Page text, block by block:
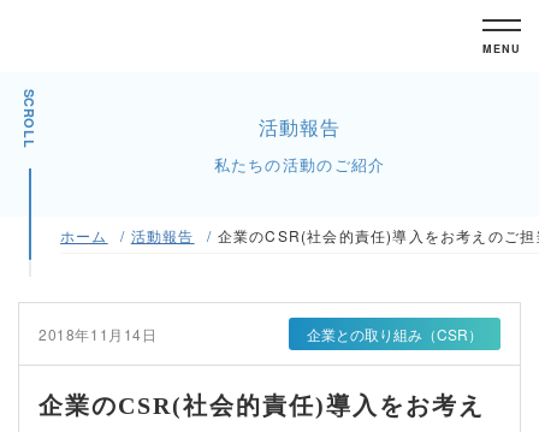
MENU
SCROLL 活動報告
私たちの活動のご紹介
ホーム 活動報告 企業のCSR(社会的責任)導入をお考えのご
2018年11月14日 企業との取り組み（CSR）
企業のCSR(社会的責任)導入をお考え